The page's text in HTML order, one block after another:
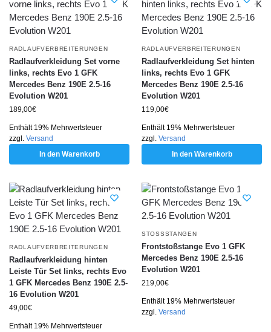
RADLAUFVERBREITERUNGEN
Radlaufverkleidung Set vorne
links, rechts Evo 1 GFK
Mercedes Benz 190E 2.5-16
Evolution W201
189,00€
Enthält 19% Mehrwertsteuer
zzgl. Versand
In den Warenkorb
RADLAUFVERBREITERUNGEN
Radlaufverkleidung Set hinten
links, rechts Evo 1 GFK
Mercedes Benz 190E 2.5-16
Evolution W201
119,00€
Enthält 19% Mehrwertsteuer
zzgl. Versand
In den Warenkorb
RADLAUFVERBREITERUNGEN
Radlaufverkleidung hinten
Leiste Tür Set links, rechts Evo
1 GFK Mercedes Benz 190E 2.5-
16 Evolution W201
49,00€
Enthält 19% Mehrwertsteuer
STOSSSTANGEN
Frontstoßstange Evo 1 GFK
Mercedes Benz 190E 2.5-16
Evolution W201
219,00€
Enthält 19% Mehrwertsteuer
zzgl. Versand